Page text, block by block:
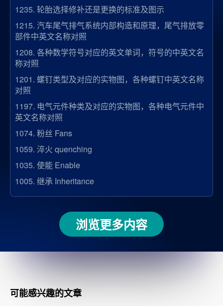
1235. 轮胎选择修补还是更换的标准及图示
1215. 汽车尾气排气系统内部构造和原理，尾气排放零
部件中英文名称对照
1208. 各种数学符号对应的英文单词，符号的中英文名
称对照
1201. 螺钉类型及对应的实物图，各种螺钉中英文名称
对照
1197. 电气元件种类及对应的实物图，各种电气元件中
英文名称对照
1074. 粉丝 Fans
1059. 淬火 quenching
1035. 使能 Enable
1005. 继承 Inheritance
浏览更多内容
可能感兴趣的文章